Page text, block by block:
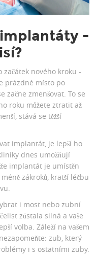
-
začátek nového kroku -
prázdné místo po
začne zmenšovat. To se
roku můžete ztratit až
stává se těžší
implantát, je lepší ho
dnes umožňují
implantát je umístěn
zákroků, kratší léčbu
i most nebo zubní
zůstala silná a vaše
volba. Záleží na vašem
zub, který
i s ostatními zuby.